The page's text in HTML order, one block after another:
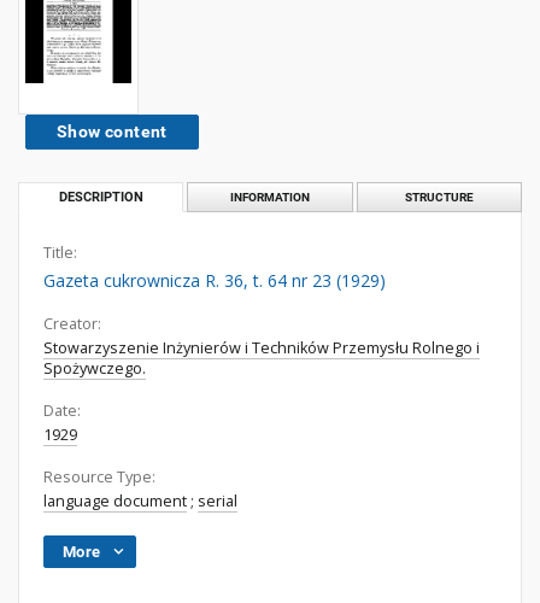
Show content
DESCRIPTION INFORMATION STRUCTURE
Title:
Gazeta cukrownicza R. 36, t. 64 nr 23 (1929)
Creator:
Stowarzyszenie Inżynierów i Techników Przemysłu Rolnego i
Spożywczego.
Date:
1929
Resource Type:
language document ; serial
More